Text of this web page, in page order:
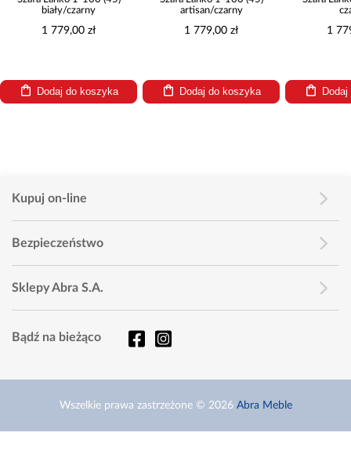
czarny
zł
do koszyka
artisan/czarny
1 779,00 zł
Dodaj do koszyka
1 779,00 zł
Dodaj do
Kupuj on-line
Bezpieczeństwo
Sklepy Abra S.A.
Bądź na bieżąco
Wszelkie prawa zastrzeżone © 2026 Abra Meble